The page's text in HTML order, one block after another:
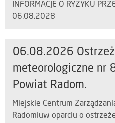
INFORMACJE O RYZYKU
06.08.2028
06.08.2026
meteorologiczne nr
Powiat Radom.
Miejskie Centrum
Radomiuw oparciu o